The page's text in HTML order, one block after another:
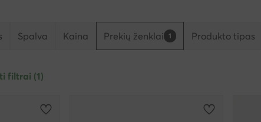
Spalva Kaina Prekių ženklai 1 Produkto tipas
filtrai (1)